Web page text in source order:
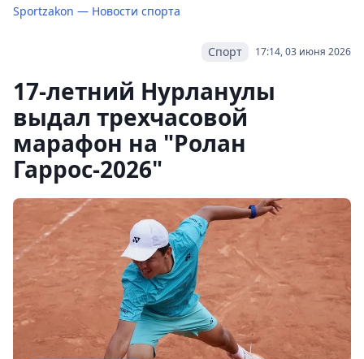
Sportzakon — Новости спорта
17:14, 03 июня 2026
Спорт
17-летний Нурланулы
выдал трехчасовой
марафон на "Ролан
Гаррос-2026"